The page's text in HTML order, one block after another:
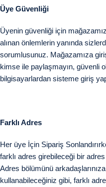
Üye Güvenliği
Üyenin güvenliği için
alınan önlemlerin yanında
sorumlusunuz. Mağazamıza
kimse ile paylaşmayın, güvenli
bilgisayarlardan sisteme giriş
Farklı Adres
Her üye İçin Sipariş
farklı adres girebileceği bir
Adres bölümünü
kullanabileceğiniz gibi, farklı